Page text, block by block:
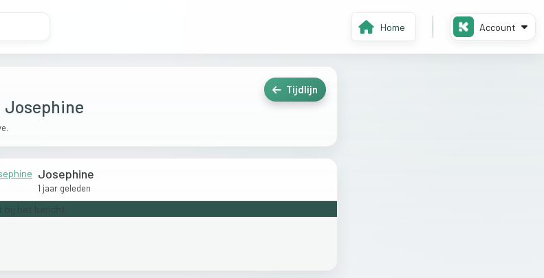
Home Account
Josephine
Tijdlijn
Josephine
1 jaar geleden